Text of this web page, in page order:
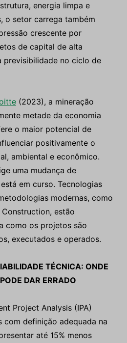
energia limpa e
o setor carrega também
crescente por
de capital de alta
previsibilidade no ciclo de
(2023), a mineração
metade da economia
o maior potencial de
positivamente o
ambiental e econômico.
uma mudança de
em curso. Tecnologias
modernas, como
Construction, estão
como os projetos são
executados e operados.
TÉCNICA: ONDE
DAR ERRADO
Project Analysis (IPA)
com definição adequada na
até 15% menos